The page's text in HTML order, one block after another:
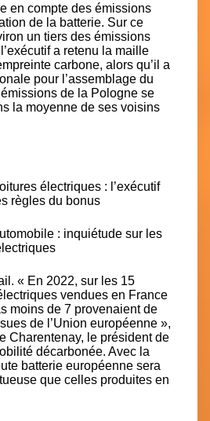
en compte des émissions
de la batterie. Sur ce
un tiers des émissions
a retenu la maille
carbone, alors qu’il a
pour l’assemblage du
de la Pologne se
la moyenne de ses voisins
électriques : l’exécutif
règles du bonus
: inquiétude sur les
« En 2022, sur les 15
vendues en France
moins de 7 provenaient de
de l’Union européenne »,
Charentenay, le président de
décarbonée. Avec la
batterie européenne sera
que celles produites en